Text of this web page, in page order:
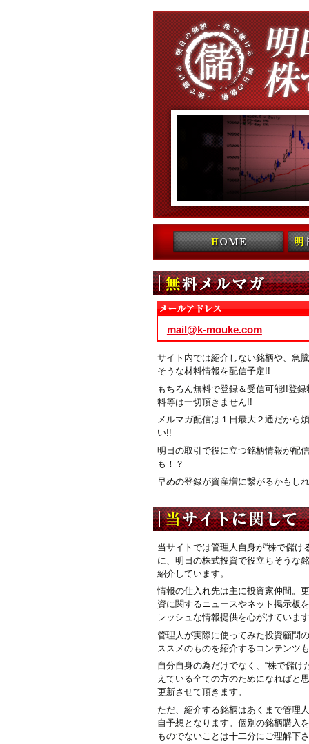
コンテンツへ移動
mail@k-mouke.com
サイト内では紹介しない銘柄や、急
そうな材料情報を配信予定!!
もちろん無料で登録＆受信可能!!登録
料等は一切頂きません!!
メルマガ配信は１日最大２通だから
い!!
明日の取引で役に立つ銘柄情報が配
も！？
早めの登録が資産増に繋がるかもし
当サイトでは管理人自身が“株で儲け
に、明日の株式投資で役立ちそうな
紹介しています。
情報の仕入れ先は主に投資家仲間。
資に関するニュースやネット掲示板
レッシュな情報提供を心がけていま
管理人が実際に使ってみた投資顧問
ススメのものを紹介するコンテンツ
自分自身の為だけでなく、“株で儲け
えている全ての方のためになればと
更新させて頂きます。
ただ、紹介する銘柄はあくまで管理
自予想となります。個別の銘柄購入
ものでないことは十二分にご理解下